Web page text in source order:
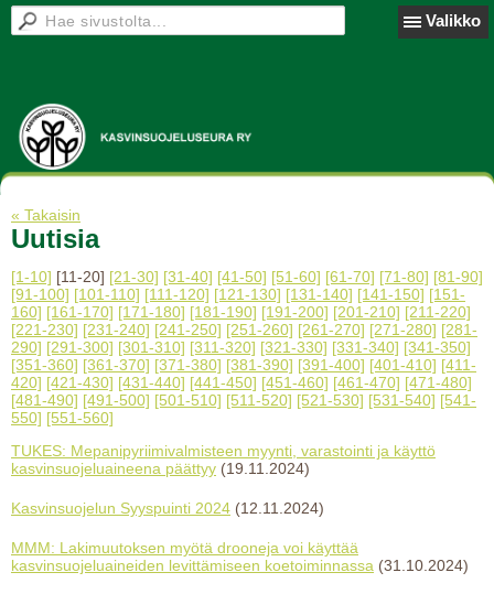
Valikko
« Takaisin
Uutisia
[1-10] [11-20] [21-30] [31-40] [41-50] [51-60] [61-70] [71-80] [81-90]
[91-100] [101-110] [111-120] [121-130] [131-140] [141-150] [151-
160] [161-170] [171-180] [181-190] [191-200] [201-210] [211-220]
[221-230] [231-240] [241-250] [251-260] [261-270] [271-280] [281-
290] [291-300] [301-310] [311-320] [321-330] [331-340] [341-350]
[351-360] [361-370] [371-380] [381-390] [391-400] [401-410] [411-
420] [421-430] [431-440] [441-450] [451-460] [461-470] [471-480]
[481-490] [491-500] [501-510] [511-520] [521-530] [531-540] [541-
550] [551-560]
TUKES: Mepanipyriimivalmisteen myynti, varastointi ja käyttö
kasvinsuojeluaineena päättyy (19.11.2024)
Kasvinsuojelun Syyspuinti 2024 (12.11.2024)
MMM: Lakimuutoksen myötä drooneja voi käyttää
kasvinsuojeluaineiden levittämiseen koetoiminnassa (31.10.2024)